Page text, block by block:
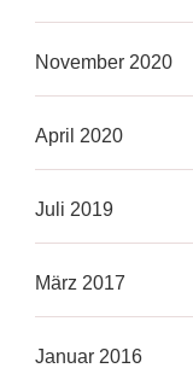
November 2020
April 2020
Juli 2019
März 2017
Januar 2016